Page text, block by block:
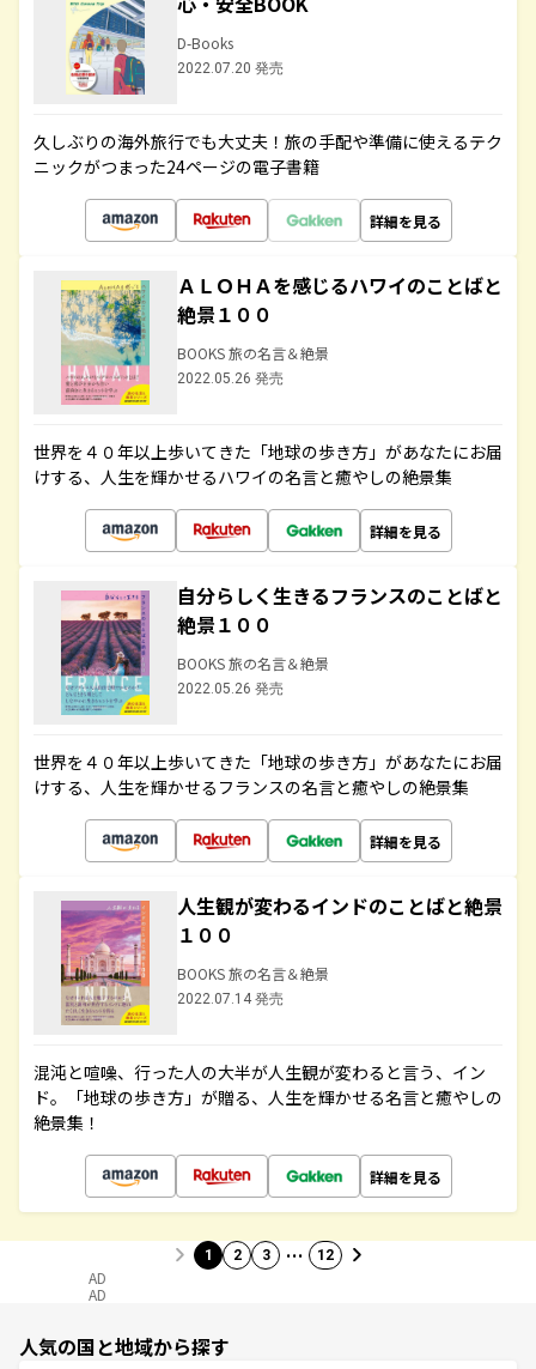
D-Books
2022.07.20 発売
久しぶりの海外旅行でも大丈夫！旅の手配や準備に使えるテク
ニックがつまった24ページの電子書籍
詳細を見る
ＡＬＯＨＡを感じるハワイのことばと
絶景１００
BOOKS 旅の名言＆絶景
2022.05.26 発売
世界を４０年以上歩いてきた「地球の歩き方」があなたにお届
けする、人生を輝かせるハワイの名言と癒やしの絶景集
詳細を見る
自分らしく生きるフランスのことばと
絶景１００
BOOKS 旅の名言＆絶景
2022.05.26 発売
世界を４０年以上歩いてきた「地球の歩き方」があなたにお届
けする、人生を輝かせるフランスの名言と癒やしの絶景集
詳細を見る
人生観が変わるインドのことばと絶景
１００
BOOKS 旅の名言＆絶景
2022.07.14 発売
混沌と喧噪、行った人の大半が人生観が変わると言う、イン
ド。「地球の歩き方」が贈る、人生を輝かせる名言と癒やしの
絶景集！
詳細を見る
1 2 3 … 12
AD
AD
人気の国と地域から探す